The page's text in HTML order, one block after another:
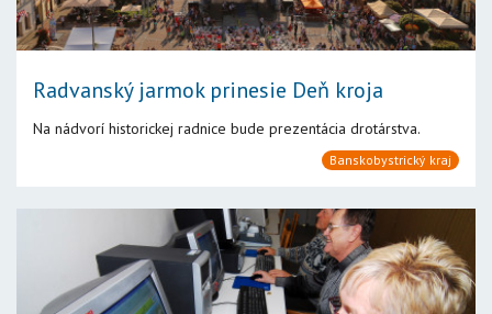
Radvanský jarmok prinesie Deň kroja
Na nádvorí historickej radnice bude prezentácia drotárstva.
Banskobystrický kraj